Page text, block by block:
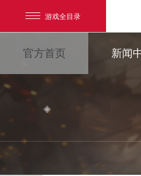
游戏全目录
官方首页 新闻